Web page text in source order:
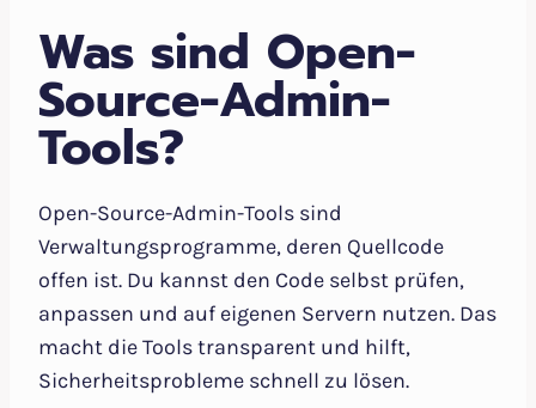
Was sind Open-
Source-Admin-
Tools?
Open-Source-Admin-Tools sind
Verwaltungsprogramme, deren Quellcode
offen ist. Du kannst den Code selbst prüfen,
anpassen und auf eigenen Servern nutzen. Das
macht die Tools transparent und hilft,
Sicherheitsprobleme schnell zu lösen.